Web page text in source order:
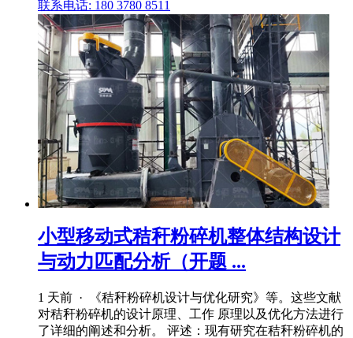
联系电话: 180 3780 8511
小型移动式秸秆粉碎机整体结构设计
与动力匹配分析（开题 ...
1 天前 · 《秸秆粉碎机设计与优化研究》等。这些文献
对秸秆粉碎机的设计原理、工作 原理以及优化方法进行
了详细的阐述和分析。 评述：现有研究在秸秆粉碎机的